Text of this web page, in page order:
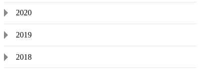
2020
2019
2018